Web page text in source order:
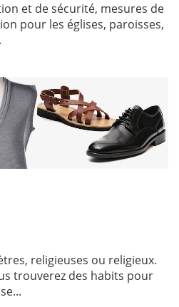
et de sécurité, mesures de
pour les églises, paroisses,
religieuses ou religieux.
trouverez des habits pour